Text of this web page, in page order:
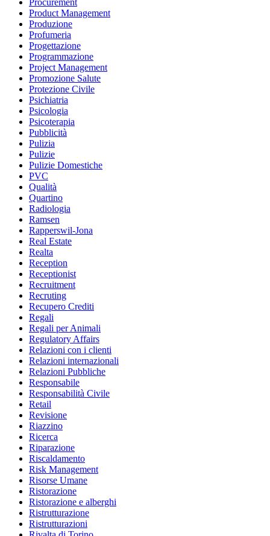
Procurement
Product Management
Produzione
Profumeria
Progettazione
Programmazione
Project Management
Promozione Salute
Protezione Civile
Psichiatria
Psicologia
Psicoterapia
Pubblicità
Pulizia
Pulizie
Pulizie Domestiche
PVC
Qualità
Quartino
Radiologia
Ramsen
Rapperswil-Jona
Real Estate
Realta
Reception
Receptionist
Recruitment
Recruting
Recupero Crediti
Regali
Regali per Animali
Regulatory Affairs
Relazioni con i clienti
Relazioni internazionali
Relazioni Pubbliche
Responsabile
Responsabilità Civile
Retail
Revisione
Riazzino
Ricerca
Riparazione
Riscaldamento
Risk Management
Risorse Umane
Ristorazione
Ristorazione e alberghi
Ristrutturazione
Ristrutturazioni